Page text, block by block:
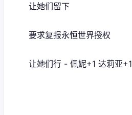
让她们留下
要求复报永恒世界授权
让她们行 - 佩妮+1 达莉亚+1